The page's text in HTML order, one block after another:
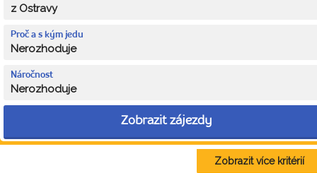
z Ostravy
Proč a s kým jedu
Nerozhoduje
Náročnost
Nerozhoduje
Zobrazit zájezdy
Zobrazit více kritérií